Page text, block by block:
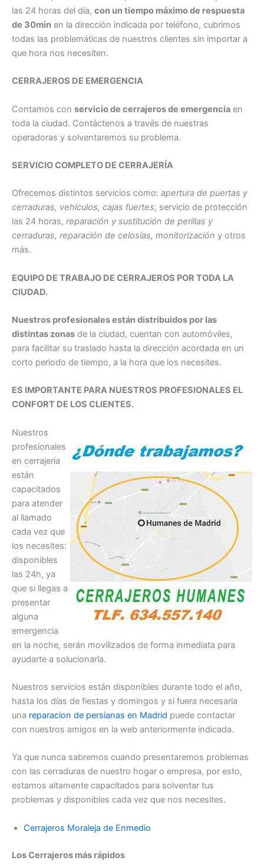
las 24 horas del día, con un tiempo máximo de respuesta
de 30min en la dirección indicada por teléfono, cubrimos
todas las problemáticas de nuestros clientes sin importar a
que hora nos necesiten.
CERRAJEROS DE EMERGENCIA
Contamos con servicio de cerrajeros de emergencia en
toda la ciudad. Contáctenos a través de nuestras
operadoras y solventaremos su problema.
SERVICIO COMPLETO DE CERRAJERÍA
Ofrecemos distintos servicios como: apertura de puertas y
cerraduras, vehículos, cajas fuertes, servicio de protección
las 24 horas, reparación y sustitución de perillas y
cerraduras, reparación de celosías, monitorización y otros
más.
EQUIPO DE TRABAJO DE CERRAJEROS POR TODA LA
CIUDAD.
Nuestros profesionales están distribuidos por las
distintas zonas de la ciudad, cuentan con automóviles,
para facilitar su traslado hasta la dirección acordada en un
corto periodo de tiempo, a la hora que los necesites.
ES IMPORTANTE PARA NUESTROS PROFESIONALES EL
CONFORT DE LOS CLIENTES.
Nuestros
profesionales
en cerrajería
están
capacitados
para atender
al llamado
cada vez que
los necesites:
disponibles
las 24h, ya
que si llegas a
presentar
alguna
emergencia
en la noche, serán movilizados de forma inmediata para
ayudarte a solucionarla.
Nuestros servicios están disponibles durante todo el año,
hasta los días de fiestas y domingos y si fuera necesaria
una reparacion de persianas en Madrid puede contactar
con nuestros amigos en la web anteriormente indicada.
Ya que nunca sabremos cuando presentaremos problemas
con las cerraduras de nuestro hogar o empresa, por esto,
estamos altamente capacitados para solventar tus
problemas y disponibles cada vez que nos necesites.
Cerrajeros Moraleja de Enmedio
Los Cerrajeros más rápidos